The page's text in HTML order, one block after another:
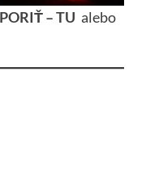
– TU alebo